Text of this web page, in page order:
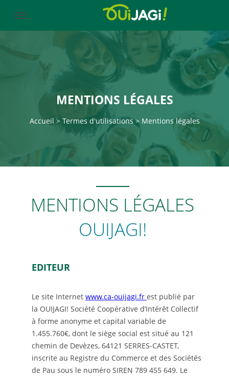
MENTIONS LÉGALES
Accueil > Termes d'utilisations > Mentions légales
MENTIONS LÉGALES
OUIJAGI!
EDITEUR
Le site Internet www.ca-ouijagi.fr est publié par
la OUIJAGI! Société Coopérative d’Intérêt Collectif
à forme anonyme et capital variable de
1.455.760€, dont le siège social est situé au 121
chemin de Devèzes, 64121 SERRES-CASTET,
inscrite au Registre du Commerce et des Sociétés
de Pau sous le numéro SIREN 789 455 649. Le